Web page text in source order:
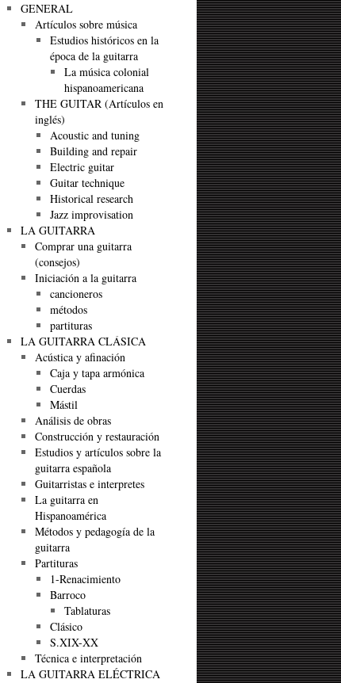
GENERAL
Artículos sobre música
Estudios históricos en la
época de la guitarra
La música colonial
hispanoamericana
THE GUITAR (Artículos en
inglés)
Acoustic and tuning
Building and repair
Electric guitar
Guitar technique
Historical research
Jazz improvisation
LA GUITARRA
Comprar una guitarra
(consejos)
Iniciación a la guitarra
cancioneros
métodos
partituras
LA GUITARRA CLÁSICA
Acústica y afinación
Caja y tapa armónica
Cuerdas
Mástil
Análisis de obras
Construcción y restauración
Estudios y artículos sobre la
guitarra española
Guitarristas e interpretes
La guitarra en
Hispanoamérica
Métodos y pedagogía de la
guitarra
Partituras
1-Renacimiento
Barroco
Tablaturas
Clásico
S.XIX-XX
Técnica e interpretación
LA GUITARRA ELÉCTRICA